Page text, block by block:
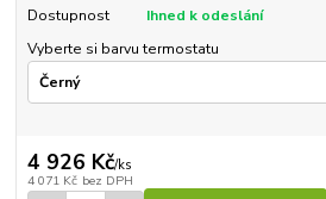
Dostupnost
Ihned k odeslání
Vyberte si barvu termostatu
4 926 Kč/ks
4 071 Kč bez DPH